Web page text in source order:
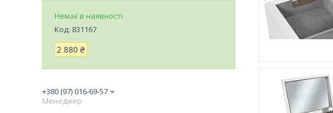
Немає в наявності
Код: 831167
2 880 ₴
+380 (97) 016-69-57
Менеджер